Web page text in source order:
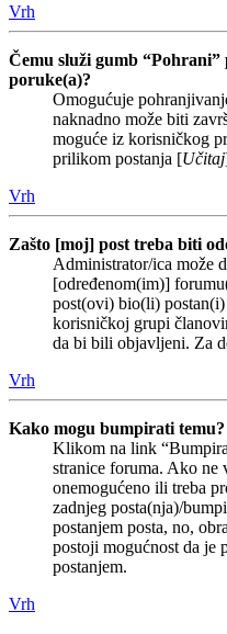
Vrh
Čemu služi gumb
poruke(a)?
Omogućuje
naknadno može biti
moguće iz korisničkog
prilikom postanja [Učitaj
Vrh
Zašto [moj] post treba biti
Administrator/ica može
[određenom(im)]
post(ovi) bio(li)
korisničkoj grupi
da bi bili objavljeni. Za
Vrh
Kako mogu bumpirati temu?
Klikom na link
stranice foruma. Ako
onemogućeno ili treba
zadnjeg posta(nja)/
postanjem posta, no,
postoji mogućnost da je
postanjem.
Vrh